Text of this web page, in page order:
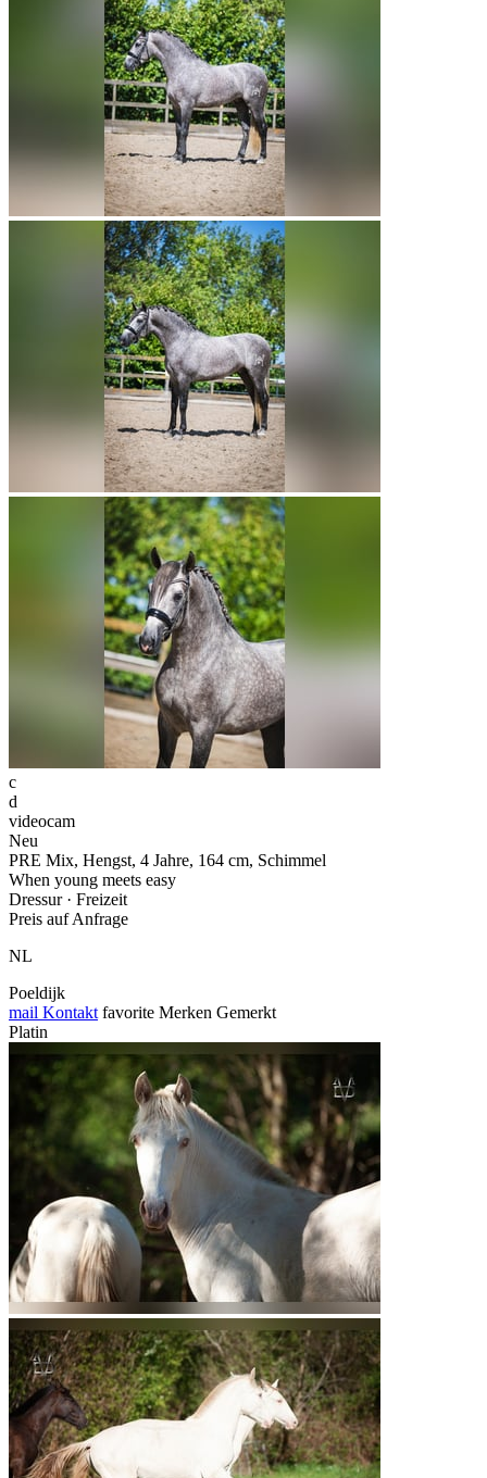
c
d
videocam
Neu
PRE Mix, Hengst, 4 Jahre, 164 cm, Schimmel
When young meets easy
Dressur · Freizeit
Preis auf Anfrage
NL
Poeldijk
mail Kontakt favorite Merken Gemerkt
Platin